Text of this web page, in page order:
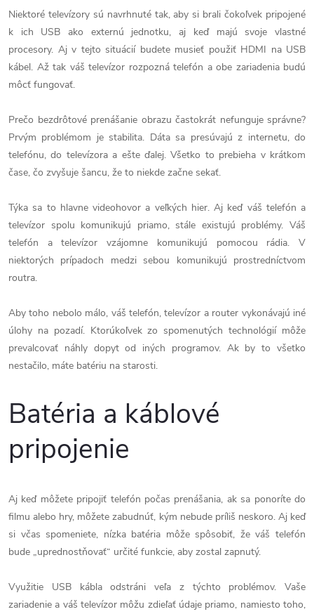
Niektoré televízory sú navrhnuté tak, aby si brali čokoľvek pripojené
k ich USB ako externú jednotku, aj keď majú svoje vlastné
procesory. Aj v tejto situácií budete musieť použiť HDMI na USB
kábel. Až tak váš televízor rozpozná telefón a obe zariadenia budú
môcť fungovať.
Prečo bezdrôtové prenášanie obrazu častokrát nefunguje správne?
Prvým problémom je stabilita. Dáta sa presúvajú z internetu, do
telefónu, do televízora a ešte ďalej. Všetko to prebieha v krátkom
čase, čo zvyšuje šancu, že to niekde začne sekať.
Týka sa to hlavne videohovor a veľkých hier. Aj keď váš telefón a
televízor spolu komunikujú priamo, stále existujú problémy. Váš
telefón a televízor vzájomne komunikujú pomocou rádia. V
niektorých prípadoch medzi sebou komunikujú prostredníctvom
routra.
Aby toho nebolo málo, váš telefón, televízor a router vykonávajú iné
úlohy na pozadí. Ktorúkoľvek zo spomenutých technológií môže
prevalcovať náhly dopyt od iných programov. Ak by to všetko
nestačilo, máte batériu na starosti.
Batéria a káblové
pripojenie
Aj keď môžete pripojiť telefón počas prenášania, ak sa ponoríte do
filmu alebo hry, môžete zabudnúť, kým nebude príliš neskoro. Aj keď
si včas spomeniete, nízka batéria môže spôsobiť, že váš telefón
bude „uprednostňovať“ určité funkcie, aby zostal zapnutý.
Využitie USB kábla odstráni veľa z týchto problémov. Vaše
zariadenie a váš televízor môžu zdieľať údaje priamo, namiesto toho,